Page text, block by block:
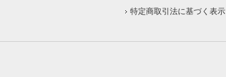
特定商取引法に基づく表示